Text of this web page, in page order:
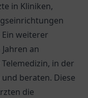
in Kliniken,
weiterer
an
in der
beraten. Diese
die